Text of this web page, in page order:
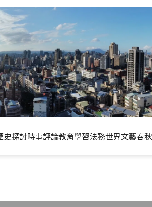
史探討時事評論教育學習法務世界文藝春秋